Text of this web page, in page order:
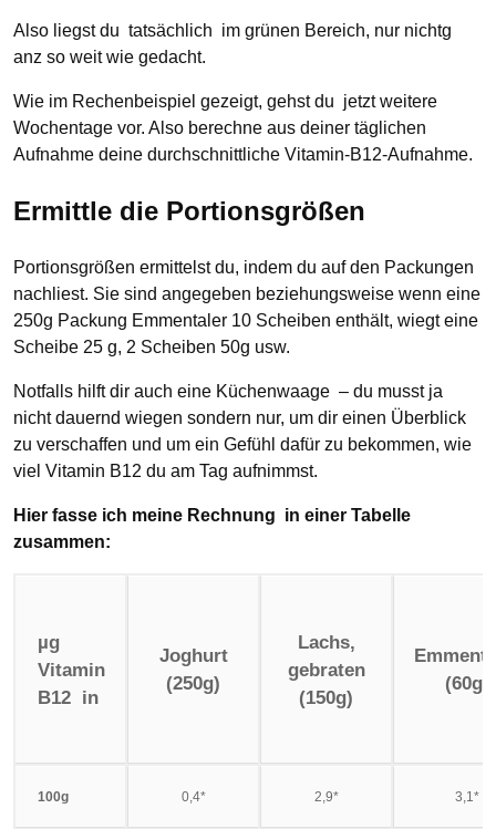
Also liegst du tatsächlich im grünen Bereich, nur nichtg
anz so weit wie gedacht.
Wie im Rechenbeispiel gezeigt, gehst du jetzt weitere
Wochentage vor. Also berechne aus deiner täglichen
Aufnahme deine durchschnittliche Vitamin-B12-Aufnahme.
Ermittle die Portionsgrößen
Portionsgrößen ermittelst du, indem du auf den Packungen
nachliest. Sie sind angegeben beziehungsweise wenn eine
250g Packung Emmentaler 10 Scheiben enthält, wiegt eine
Scheibe 25 g, 2 Scheiben 50g usw.
Notfalls hilft dir auch eine Küchenwaage – du musst ja
nicht dauernd wiegen sondern nur, um dir einen Überblick
zu verschaffen und um ein Gefühl dafür zu bekommen, wie
viel Vitamin B12 du am Tag aufnimmst.
Hier fasse ich meine Rechnung in einer Tabelle
zusammen:
µg
Vitamin
B12 in
Joghurt
(250g)
Lachs,
gebraten
(150g)
(60g)
100g 0,4* 2,9* 3,1*